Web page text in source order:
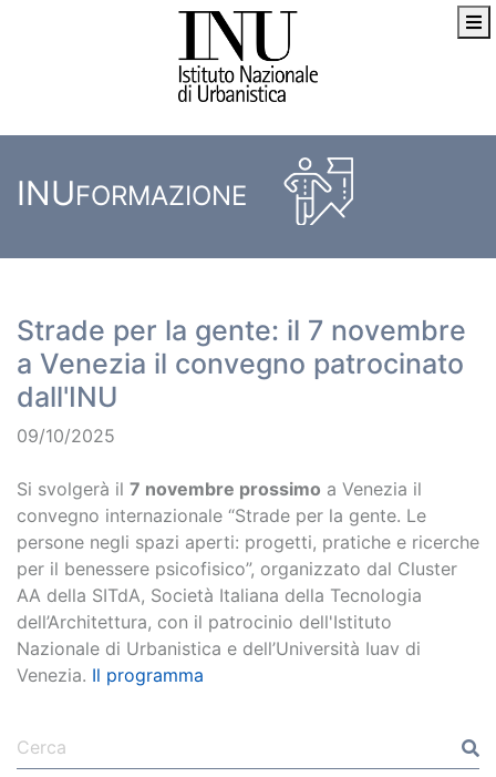
INUFORMAZIONE
Strade per la gente: il 7 novembre
a Venezia il convegno patrocinato
dall'INU
09/10/2025
Si svolgerà il 7 novembre prossimo a Venezia il
convegno internazionale “Strade per la gente. Le
persone negli spazi aperti: progetti, pratiche e ricerche
per il benessere psicofisico”, organizzato dal Cluster
AA della SITdA, Società Italiana della Tecnologia
dell’Architettura, con il patrocinio dell'Istituto
Nazionale di Urbanistica e dell’Università Iuav di
Venezia. Il programma